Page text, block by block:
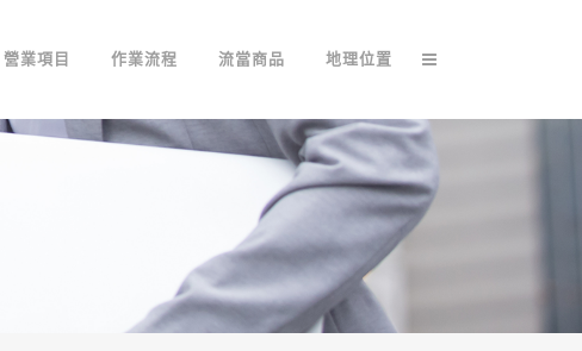
營業項目 作業流程 流當商品 地理位置